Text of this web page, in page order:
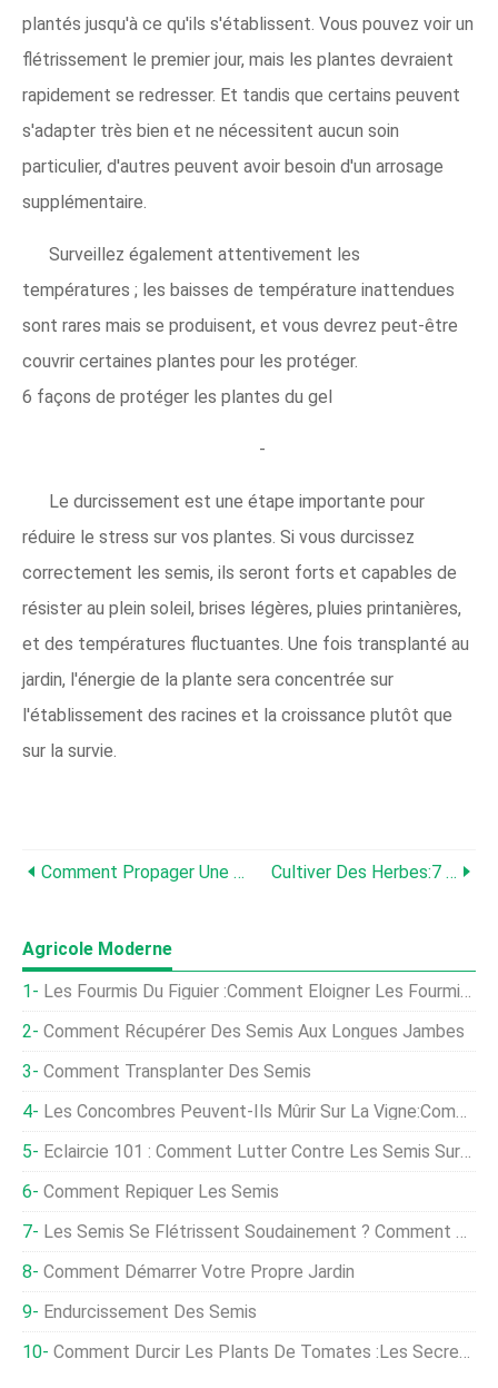
plantés jusqu'à ce qu'ils s'établissent. Vous pouvez voir un
flétrissement le premier jour, mais les plantes devraient
rapidement se redresser. Et tandis que certains peuvent
s'adapter très bien et ne nécessitent aucun soin
particulier, d'autres peuvent avoir besoin d'un arrosage
supplémentaire.
Surveillez également attentivement les
températures ; les baisses de température inattendues
sont rares mais se produisent, et vous devrez peut-être
couvrir certaines plantes pour les protéger.
6 façons de protéger les plantes du gel
-
Le durcissement est une étape importante pour
réduire le stress sur vos plantes. Si vous durcissez
correctement les semis, ils seront forts et capables de
résister au plein soleil, brises légères, pluies printanières,
et des températures fluctuantes. Une fois transplanté au
jardin, l'énergie de la plante sera concentrée sur
l'établissement des racines et la croissance plutôt que
sur la survie.
Comment Propager Une Plante De Romarin À Partir De Boutures De Tiges Cultiver Des Herbes:7 Herbes À Partir De Graines
Agricole Moderne
Les Fourmis Du Figuier :comment Éloigner Les Fourmis Des Figuiers
Comment Récupérer Des Semis Aux Longues Jambes
Comment Transplanter Des Semis
Les Concombres Peuvent-Ils Mûrir Sur La Vigne:Comment Faire Mûrir Les Concombres Sur La Vigne
Éclaircie 101 : Comment Lutter Contre Les Semis Surpeuplés
Comment Repiquer Les Semis
Les Semis Se Flétrissent Soudainement ? Comment Éviter La Fonte Des Semis
Comment Démarrer Votre Propre Jardin
Endurcissement Des Semis
Comment Durcir Les Plants De Tomates :les Secrets D'un Pro